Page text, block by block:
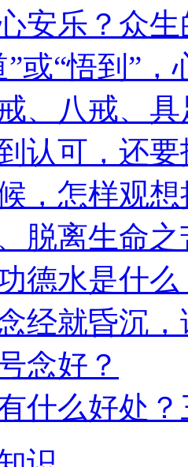
安乐？众
”或“悟到”
、八戒、
认可，还
，怎样观
脱离生命之
德水是什
经就昏沉
念好？
什么好处